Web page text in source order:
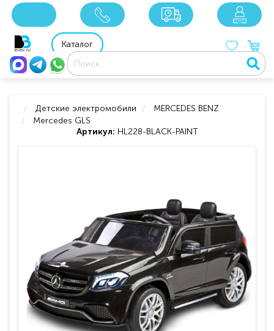
8 800 201 92 06
Каталог
Детские электромобили
MERCEDES BENZ
Mercedes GLS
Артикул: HL228-BLACK-PAINT
xxx